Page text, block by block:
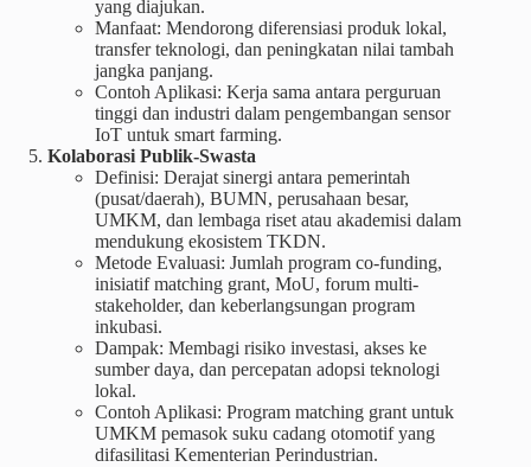
yang diajukan.
Manfaat: Mendorong diferensiasi produk lokal,
transfer teknologi, dan peningkatan nilai tambah
jangka panjang.
Contoh Aplikasi: Kerja sama antara perguruan
tinggi dan industri dalam pengembangan sensor
IoT untuk smart farming.
Kolaborasi Publik-Swasta
Definisi: Derajat sinergi antara pemerintah
(pusat/daerah), BUMN, perusahaan besar,
UMKM, dan lembaga riset atau akademisi dalam
mendukung ekosistem TKDN.
Metode Evaluasi: Jumlah program co-funding,
inisiatif matching grant, MoU, forum multi-
stakeholder, dan keberlangsungan program
inkubasi.
Dampak: Membagi risiko investasi, akses ke
sumber daya, dan percepatan adopsi teknologi
lokal.
Contoh Aplikasi: Program matching grant untuk
UMKM pemasok suku cadang otomotif yang
difasilitasi Kementerian Perindustrian.